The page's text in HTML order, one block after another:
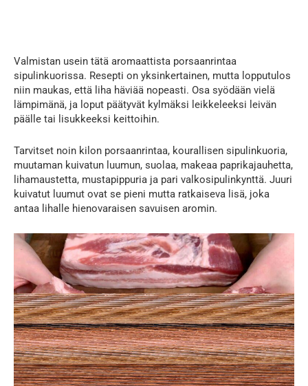
Valmistan usein tätä aromaattista porsaanrintaa
sipulinkuorissa. Resepti on yksinkertainen, mutta lopputulos
niin maukas, että liha häviää nopeasti. Osa syödään vielä
lämpimänä, ja loput päätyvät kylmäksi leikkeleeksi leivän
päälle tai lisukkeeksi keittoihin.
Tarvitset noin kilon porsaanrintaa, kourallisen sipulinkuoria,
muutaman kuivatun luumun, suolaa, makeaa paprikajauhetta,
lihamaustetta, mustapippuria ja pari valkosipulinkynttä. Juuri
kuivatut luumut ovat se pieni mutta ratkaiseva lisä, joka
antaa lihalle hienovaraisen savuisen aromin.